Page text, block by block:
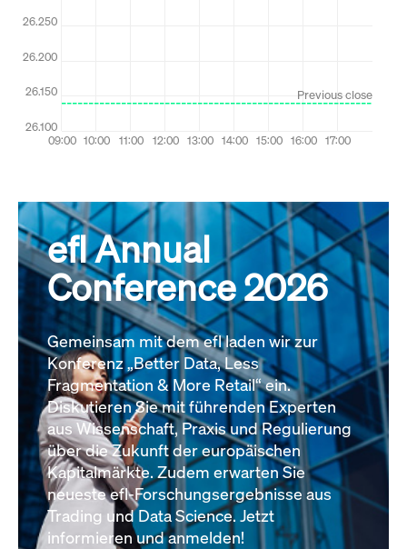
Alle News
efl Annual
Conference 2026
Gemeinsam mit dem efl laden wir zur
Konferenz „Better Data, Less
Fragmentation & More Retail“ ein.
Diskutieren Sie mit führenden Experten
aus Wissenschaft, Praxis und Regulierung
über die Zukunft der europäischen
Kapitalmärkte. Zudem erwarten Sie
neueste efl-Forschungsergebnisse aus
Trading und Data Science. Jetzt
informieren und anmelden!